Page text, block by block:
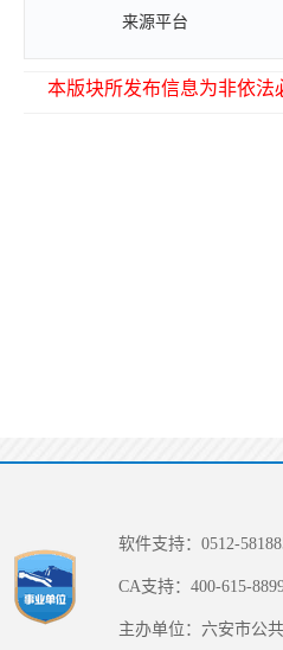
来源平台
本版块所发布信息为非依
软件支持：0512-
CA支持：400-615-
主办单位：六安市公